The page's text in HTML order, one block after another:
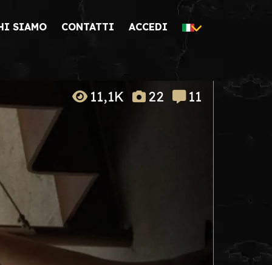
SIAMO CONTATTI ACCEDI
11,1K 22 11